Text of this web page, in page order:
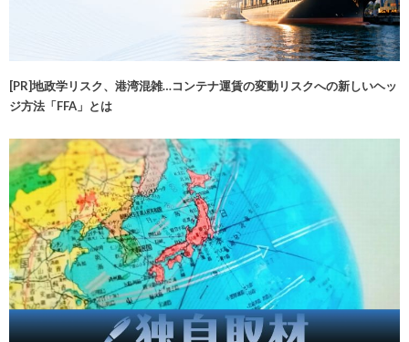
[PR]地政学リスク、港湾混雑…コンテナ運賃の変動リスクへの新しいヘッ
ジ方法「FFA」とは